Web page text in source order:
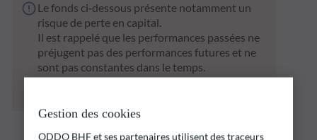
Le fonds ci‑dessous présente notamment un
risque de perte en capital.
Il est rappelé que les performances passées ne
préjugent pas des performances futures et ne
sont pas constantes dans le temps.
L’atteinte des objectifs d’investissement ne
Gestion des cookies
ODDO BHF et ses partenaires utilisent des traceurs